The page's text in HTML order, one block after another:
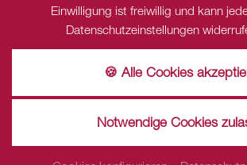
Einwilligung ist freiwillig und kann
Datenschutzeinstellungen
🍪 Alle Cookies
Notwendige Cookies